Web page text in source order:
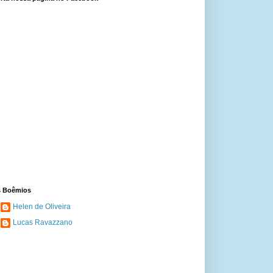
Boêmios
Helen de Oliveira
Lucas Ravazzano